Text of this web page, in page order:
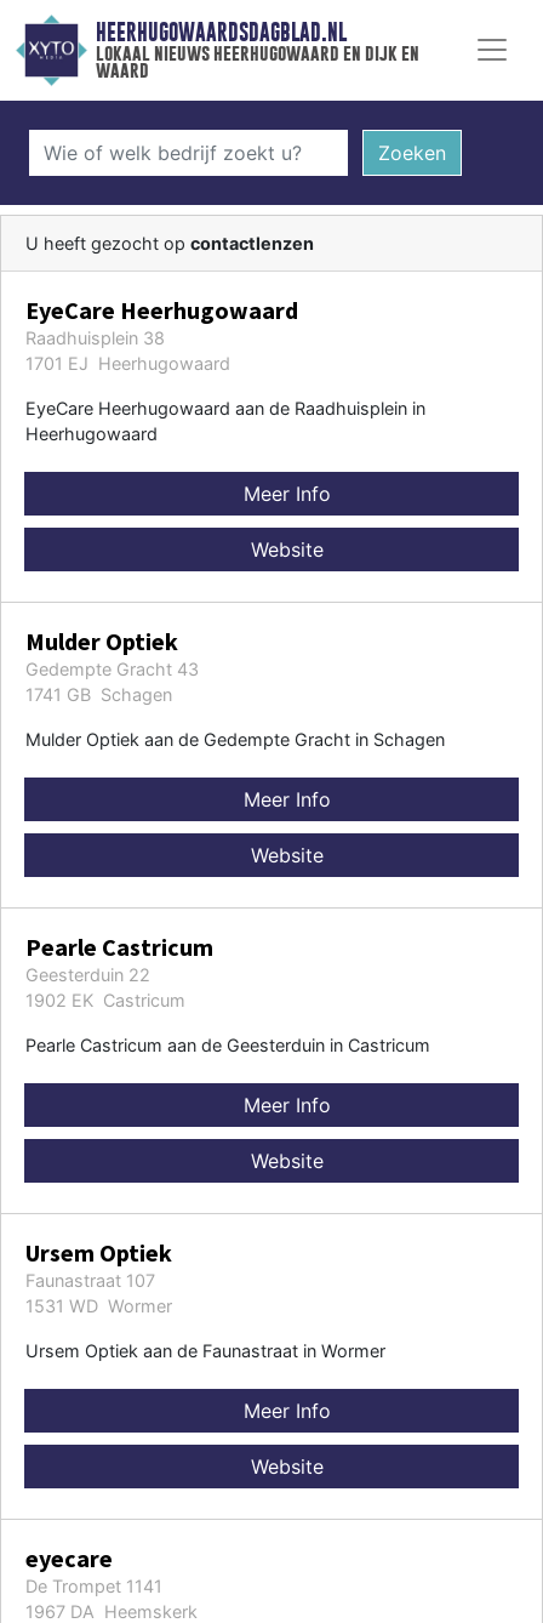
HEERHUGOWAARDSDAGBLAD.NL
lokaal nieuws heerhugowaard en dijk en
waard
Zoeken
U heeft gezocht op contactlenzen
EyeCare Heerhugowaard
Raadhuisplein 38
1701 EJ Heerhugowaard
EyeCare Heerhugowaard aan de Raadhuisplein in
Heerhugowaard
Meer Info
Website
Mulder Optiek
Gedempte Gracht 43
1741 GB Schagen
Mulder Optiek aan de Gedempte Gracht in Schagen
Meer Info
Website
Pearle Castricum
Geesterduin 22
1902 EK Castricum
Pearle Castricum aan de Geesterduin in Castricum
Meer Info
Website
Ursem Optiek
Faunastraat 107
1531 WD Wormer
Ursem Optiek aan de Faunastraat in Wormer
Meer Info
Website
eyecare
De Trompet 1141
1967 DA Heemskerk